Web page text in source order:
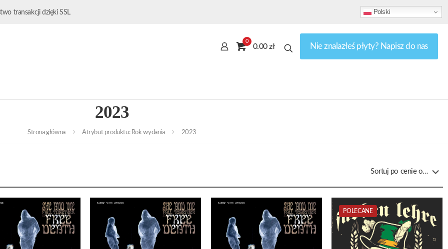
transakcji dzięki SSL Polski
0
0.00 zł Nie znalazłeś płyty? Napisz do nas
2023
Strona główna Atrybut produktu: Rok wydania 2023
POLECANE